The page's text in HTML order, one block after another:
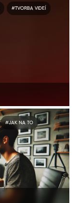
#TVORBA VIDEÍ
#JAK NA TO